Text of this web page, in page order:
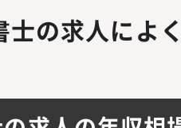
士の求人によ